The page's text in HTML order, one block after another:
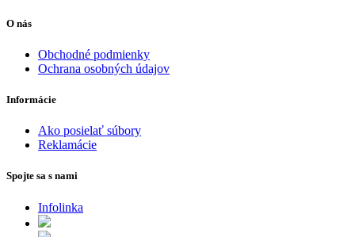
O nás
Obchodné podmienky
Ochrana osobných údajov
Informácie
Ako posielať súbory
Reklamácie
Spojte sa s nami
Infolinka